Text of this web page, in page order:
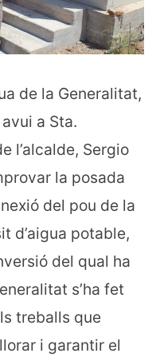
de la Generalitat,
a Sta.
l’alcalde, Sergio
la posada
del pou de la
d’aigua potable,
del qual ha
s’ha fet
treballs que
i garantir el